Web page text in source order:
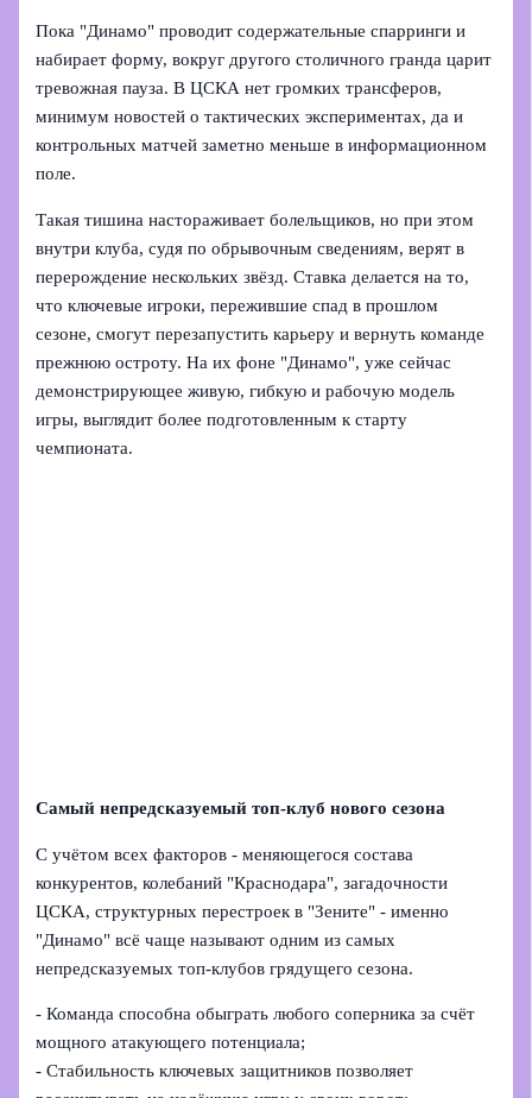
Пока "Динамо" проводит содержательные спарринги и
набирает форму, вокруг другого столичного гранда царит
тревожная пауза. В ЦСКА нет громких трансферов,
минимум новостей о тактических экспериментах, да и
контрольных матчей заметно меньше в информационном
поле.
Такая тишина настораживает болельщиков, но при этом
внутри клуба, судя по обрывочным сведениям, верят в
перерождение нескольких звёзд. Ставка делается на то,
что ключевые игроки, пережившие спад в прошлом
сезоне, смогут перезапустить карьеру и вернуть команде
прежнюю остроту. На их фоне "Динамо", уже сейчас
демонстрирующее живую, гибкую и рабочую модель
игры, выглядит более подготовленным к старту
чемпионата.
Самый непредсказуемый топ-клуб нового сезона
С учётом всех факторов - меняющегося состава
конкурентов, колебаний "Краснодара", загадочности
ЦСКА, структурных перестроек в "Зените" - именно
"Динамо" всё чаще называют одним из самых
непредсказуемых топ-клубов грядущего сезона.
- Команда способна обыграть любого соперника за счёт
мощного атакующего потенциала;
- Стабильность ключевых защитников позволяет